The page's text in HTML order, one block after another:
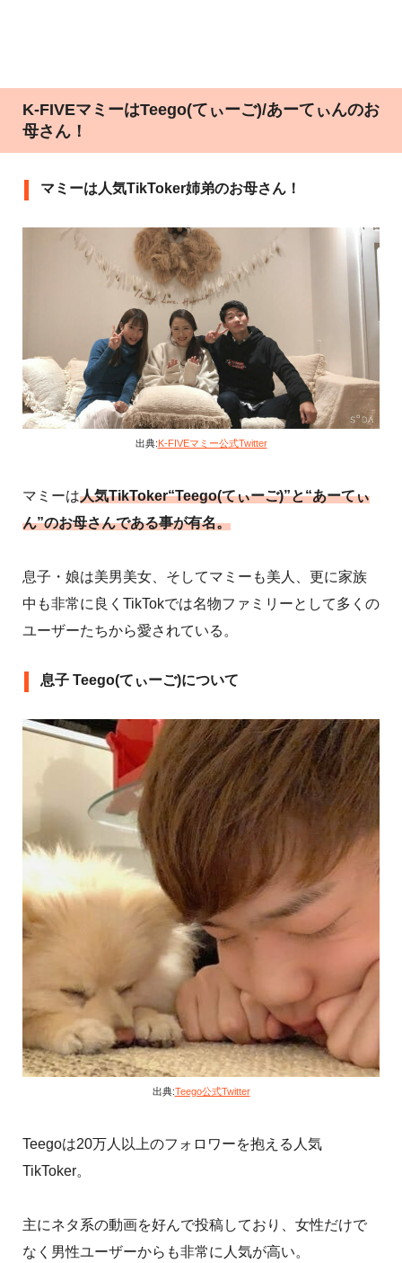
K-FIVEマミー︎はTeego(てぃーご)/あーてぃんのお
母さん！
マミーは人気TikToker姉弟のお母さん！
出典:K-FIVEマミー︎公式Twitter
マミーは人気TikToker“Teego(てぃーご)”と“あーてぃ
ん”のお母さんである事が有名。
息子・娘は美男美女、そしてマミーも美人、更に家族
中も非常に良くTikTokでは名物ファミリーとして多くの
ユーザーたちから愛されている。
息子 Teego(てぃーご)について
出典:Teego公式Twitter
Teegoは20万人以上のフォロワーを抱える人気
TikToker。
主にネタ系の動画を好んで投稿しており、女性だけで
なく男性ユーザーからも非常に人気が高い。